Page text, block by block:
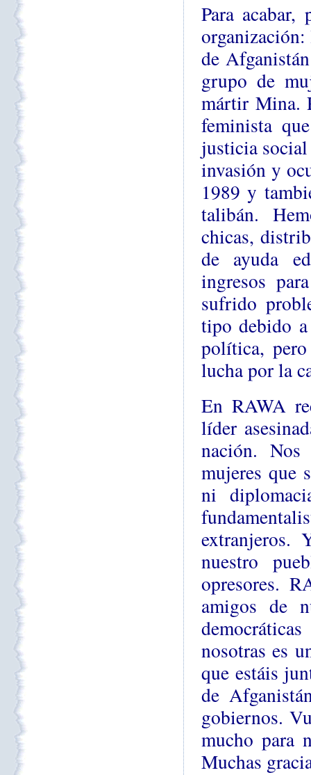
Para
de
grupo de
mártir Mina.
feminista
justicia
invasión y
1989 y
talibán.
chicas,
de ayuda
ingresos
sufrido
tipo debido
política,
lucha por la
En RAWA
líder
nación.
mujeres que
ni
extranjeros.
nuestro
opresores.
amigos de
nosotras es
que estáis
de
gobiernos.
mucho para
Muchas